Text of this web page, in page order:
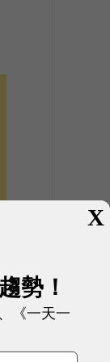
X
勢！
《一天一